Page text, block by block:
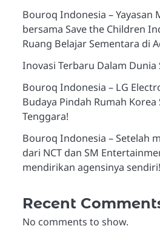
Bouroq Indonesia – Yayasan
bersama Save the Children
Ruang Belajar Sementara di
Inovasi Terbaru Dalam
Bouroq Indonesia – LG
Budaya Pindah Rumah Korea
Tenggara!
Bouroq Indonesia – Setelah
dari NCT dan SM
mendirikan agensinya sendiri!
Recent
No comments to show.